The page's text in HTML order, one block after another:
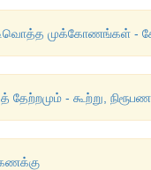
முக்கோணங்கள் -
- கூற்று,